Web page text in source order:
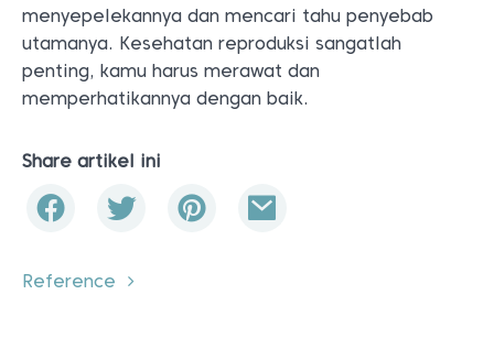
menyepelekannya dan mencari tahu penyebab
utamanya. Kesehatan reproduksi sangatlah
penting, kamu harus merawat dan
memperhatikannya dengan baik.
Share artikel ini
Reference